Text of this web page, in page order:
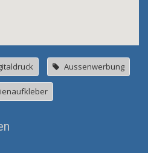
Aussenwerbung